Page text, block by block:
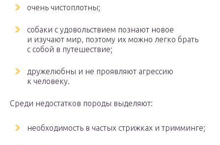
очень чистоплотны;
собаки с удовольствием познают новое
и изучают мир, поэтому их можно легко брать
с собой в путешествие;
дружелюбны и не проявляют агрессию
к человеку.
Среди недостатков породы выделяют:
необходимость в частых стрижках и тримминге;